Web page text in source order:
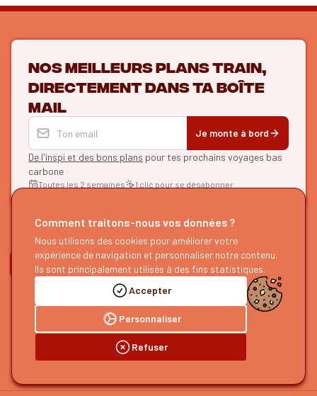
Nos meilleurs plans train,
directement dans ta boîte
mail
Je monte à bord
De l'inspi et des bons plans pour tes prochains voyages bas
carbone
Toutes les 2 semaines 1 clic pour se désabonner
ON SE SUIT ?
À propos
Nous rejoindre
EXPLORER
Recherche d'itinéraires
Nos guides
Notre blog
Accepter
Personnaliser
Refuser
Comment traitons-nous vos données ?
Nous utilisons des cookies pour améliorer votre
expérience de navigation et personnaliser notre contenu.
Ils sont principalement utilisés à des fins statistiques.